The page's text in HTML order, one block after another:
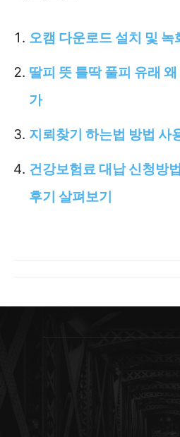
오캠 다운로드 설치 및 녹
딸피 뜻 틀딱 풀피 유래
가
지뢰찾기 하는법 방법 사
건강보험료 대납 신청방
후기 살펴보기